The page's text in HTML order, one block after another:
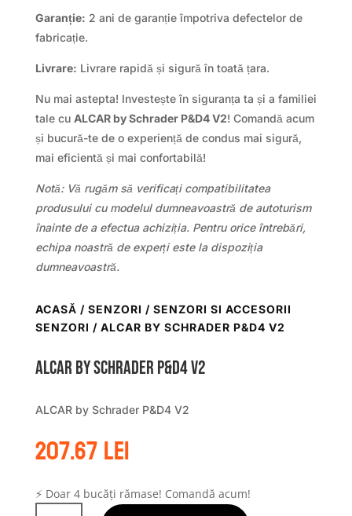
Garanție: 2 ani de garanție împotriva defectelor de
fabricație.
Livrare: Livrare rapidă și sigură în toată țara.
Nu mai astepta! Investește în siguranța ta și a familiei
tale cu ALCAR by Schrader P&D4 V2! Comandă acum
și bucură-te de o experiență de condus mai sigură,
mai eficientă și mai confortabilă!
Notă: Vă rugăm să verificați compatibilitatea
produsului cu modelul dumneavoastră de autoturism
înainte de a efectua achiziția. Pentru orice întrebări,
echipa noastră de experți este la dispoziția
dumneavoastră.
ACASĂ / SENZORI / SENZORI SI ACCESORII
SENZORI / ALCAR BY SCHRADER P&D4 V2
ALCAR by Schrader P&D4 V2
ALCAR by Schrader P&D4 V2
207.67lei
⚡ Doar 4 bucăți rămase! Comandă acum!
Cantitate